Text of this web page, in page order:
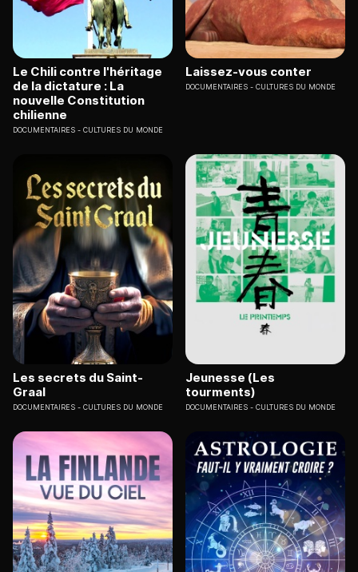
Le Chili contre l'héritage
de la dictature : La
nouvelle Constitution
chilienne
DOCUMENTAIRES CULTURES DU MONDE
Laissez-vous conter
DOCUMENTAIRES CULTURES DU MONDE
Les secrets du Saint-
Graal
DOCUMENTAIRES CULTURES DU MONDE
Jeunesse (Les
tourments)
DOCUMENTAIRES CULTURES DU MONDE